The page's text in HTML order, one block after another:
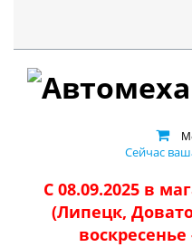
Сейчас
С 08.09.2025 в
(Липецк,